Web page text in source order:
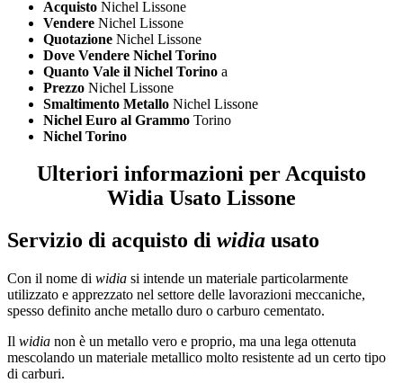
Acquisto Nichel Lissone
Vendere Nichel Lissone
Quotazione Nichel Lissone
Dove Vendere Nichel Torino
Quanto Vale il Nichel Torino a
Prezzo Nichel Lissone
Smaltimento Metallo Nichel Lissone
Nichel Euro al Grammo Torino
Nichel Torino
Ulteriori informazioni per Acquisto
Widia Usato Lissone
Servizio di acquisto di widia usato
Con il nome di widia si intende un materiale particolarmente
utilizzato e apprezzato nel settore delle lavorazioni meccaniche,
spesso definito anche metallo duro o carburo cementato.
Il widia non è un metallo vero e proprio, ma una lega ottenuta
mescolando un materiale metallico molto resistente ad un certo tipo
di carburi.